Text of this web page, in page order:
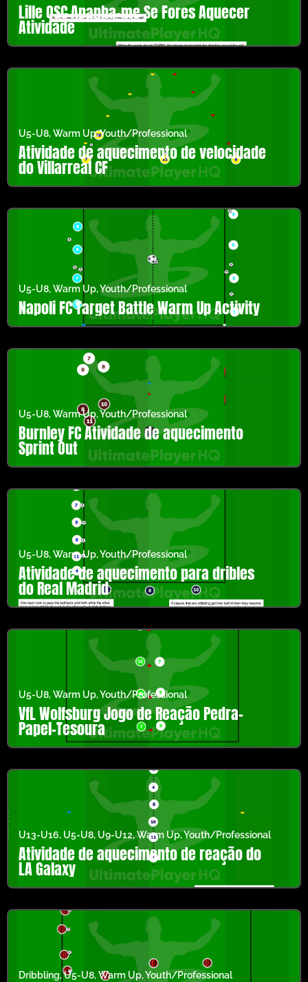
Lille OSC Apanha-me Se Fores Aquecer
Atividade
U5-U8,Warm Up,Youth/Professional
Atividade de aquecimento de velocidade
do Villarreal CF
U5-U8,Warm Up,Youth/Professional
Napoli FC Target Battle Warm Up Activity
U5-U8,Warm Up,Youth/Professional
Burnley FC Atividade de aquecimento
Sprint Out
U5-U8,Warm Up,Youth/Professional
Atividade de aquecimento para dribles
do Real Madrid
U5-U8,Warm Up,Youth/Professional
VfL Wolfsburg Jogo de Reação Pedra-
Papel-Tesoura
U13-U16, U5-U8, U9-U12,Warm Up,Youth/Professional
Atividade de aquecimento de reação do
LA Galaxy
Dribbling,U5-U8,Warm Up,Youth/Professional